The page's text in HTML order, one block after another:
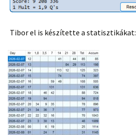
Tibor el is készítette a statisztikákat: